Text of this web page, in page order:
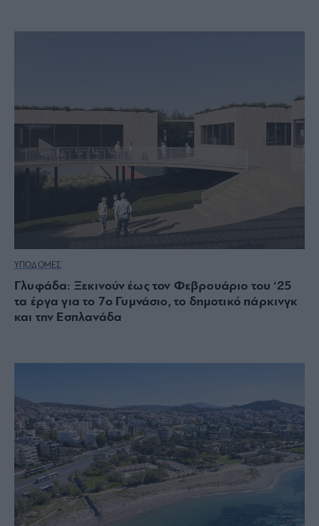
ΥΠΟΔΟΜΕΣ
Γλυφάδα: Ξεκινούν έως τον Φεβρουάριο του ‘25
τα έργα για το 7ο Γυμνάσιο, το δημοτικό πάρκινγκ
και την Εσπλανάδα